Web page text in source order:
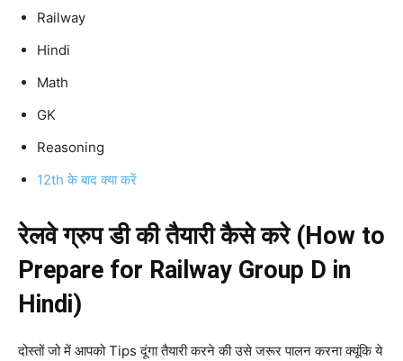
Railway
Hindi
Math
GK
Reasoning
12th के बाद क्या करें
रेलवे ग्रुप डी की तैयारी कैसे करे (How to
Prepare for Railway Group D in
Hindi)
दोस्तों जो में आपको Tips दूंगा तैयारी करने की उसे जरूर पालन करना क्यूंकि ये